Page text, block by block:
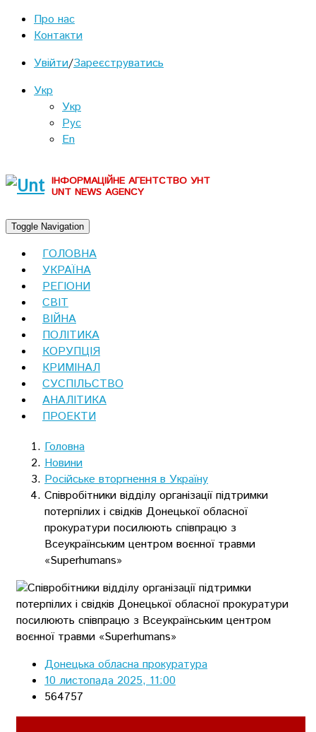
Про нас
Контакти
Увійти/Зареєструватись
Укр
Укр
Рус
En
ІНФОРМАЦІЙНЕ АГЕНТСТВО УНТ
UNT NEWS AGENCY
Toggle Navigation
ГОЛОВНА
УКРАЇНА
РЕГІОНИ
СВІТ
ВІЙНА
ПОЛІТИКА
КОРУПЦІЯ
КРИМІНАЛ
СУСПІЛЬСТВО
АНАЛІТИКА
ПРОЕКТИ
Головна
Новини
Російське вторгнення в Україну
Співробітники відділу організації підтримки
потерпілих і свідків Донецької обласної
прокуратури посилюють співпрацю з
Всеукраїнським центром воєнної травми
«Superhumans»
Донецька обласна прокуратура
10 листопада 2025, 11:00
564757